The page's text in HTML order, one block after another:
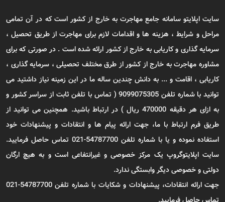
سایت اپلایتو سامانه جامع مهاجرت به خارج از کشور است که در آن تمامی
مراحل و شرایط ، هزینه ها و اقدامات لازم برای مهاجرت از طریق تحصیل ،
سرمایه گذاری و کاریابی به خارج از کشور ارائه شده است . در صورتی که برای
مشاوره مهاجرت به خارج از کشور از طرق مختلف تحصیلی ، سرمایه گذاری ،
کاریابی ، اقامت و ... به دانش چندین ساله ما در این زمینه نیاز داشتید می
توانید با شماره تلفن 9099075305 ( تماس با تلفن ثابت از سراسر کشور و
به ازای هر دقیقه 470000 ریال ) در ارتباط باشید. همچنین می توانید از
طریق فرم ارتباط با ما، جهت ارائه پیام ها و انتقادات و پیشنهادات خود
استفاده نموده و یا با شماره تلفن 54787700-021 تماس حاصل فرمایید.
سایت اپلایتوگروپ یک مرکز خصوصی و غیرانتفاعی است و به هیچ ارگان
دولتی و خصوصی دیگر وابستگی ندارد.
جهت ارائه انتقادات، پیشنهادات و شکایات با شماره تلفن 54787700-021